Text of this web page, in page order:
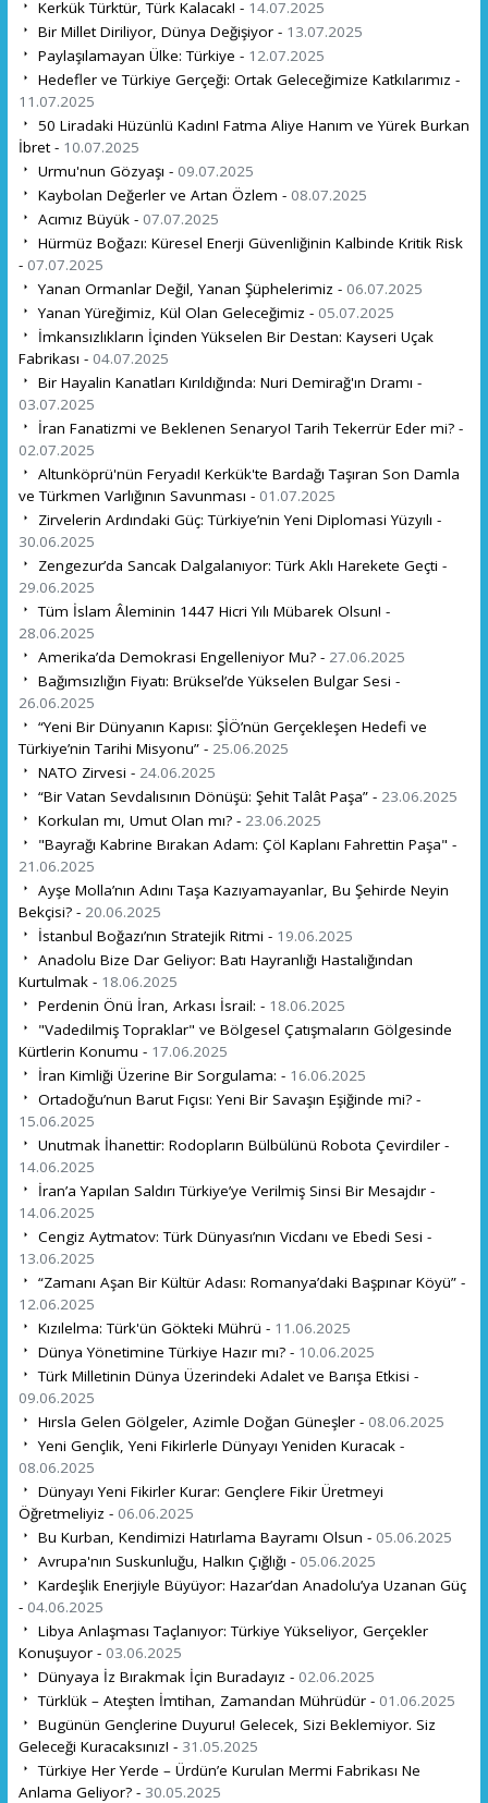
Kerkük Türktür, Türk Kalacak! - 14.07.2025
Bir Millet Diriliyor, Dünya Değişiyor - 13.07.2025
Paylaşılamayan Ülke: Türkiye - 12.07.2025
Hedefler ve Türkiye Gerçeği: Ortak Geleceğimize Katkılarımız -
11.07.2025
50 Liradaki Hüzünlü Kadın! Fatma Aliye Hanım ve Yürek Burkan
İbret - 10.07.2025
Urmu'nun Gözyaşı - 09.07.2025
Kaybolan Değerler ve Artan Özlem - 08.07.2025
Acımız Büyük - 07.07.2025
Hürmüz Boğazı: Küresel Enerji Güvenliğinin Kalbinde Kritik Risk
- 07.07.2025
Yanan Ormanlar Değil, Yanan Şüphelerimiz - 06.07.2025
Yanan Yüreğimiz, Kül Olan Geleceğimiz - 05.07.2025
İmkansızlıkların İçinden Yükselen Bir Destan: Kayseri Uçak
Fabrikası - 04.07.2025
Bir Hayalin Kanatları Kırıldığında: Nuri Demirağ'ın Dramı -
03.07.2025
İran Fanatizmi ve Beklenen Senaryo! Tarih Tekerrür Eder mi? -
02.07.2025
Altunköprü'nün Feryadı! Kerkük'te Bardağı Taşıran Son Damla
ve Türkmen Varlığının Savunması - 01.07.2025
Zirvelerin Ardındaki Güç: Türkiye’nin Yeni Diplomasi Yüzyılı -
30.06.2025
Zengezur’da Sancak Dalgalanıyor: Türk Aklı Harekete Geçti -
29.06.2025
Tüm İslam Âleminin 1447 Hicri Yılı Mübarek Olsun! -
28.06.2025
Amerika’da Demokrasi Engelleniyor Mu? - 27.06.2025
Bağımsızlığın Fiyatı: Brüksel’de Yükselen Bulgar Sesi -
26.06.2025
“Yeni Bir Dünyanın Kapısı: ŞİÖ’nün Gerçekleşen Hedefi ve
Türkiye’nin Tarihi Misyonu” - 25.06.2025
NATO Zirvesi - 24.06.2025
“Bir Vatan Sevdalısının Dönüşü: Şehit Talât Paşa” - 23.06.2025
Korkulan mı, Umut Olan mı? - 23.06.2025
"Bayrağı Kabrine Bırakan Adam: Çöl Kaplanı Fahrettin Paşa" -
21.06.2025
Ayşe Molla’nın Adını Taşa Kazıyamayanlar, Bu Şehirde Neyin
Bekçisi? - 20.06.2025
İstanbul Boğazı’nın Stratejik Ritmi - 19.06.2025
Anadolu Bize Dar Geliyor: Batı Hayranlığı Hastalığından
Kurtulmak - 18.06.2025
Perdenin Önü İran, Arkası İsrail: - 18.06.2025
"Vadedilmiş Topraklar" ve Bölgesel Çatışmaların Gölgesinde
Kürtlerin Konumu - 17.06.2025
İran Kimliği Üzerine Bir Sorgulama: - 16.06.2025
Ortadoğu’nun Barut Fıçısı: Yeni Bir Savaşın Eşiğinde mi? -
15.06.2025
Unutmak İhanettir: Rodopların Bülbülünü Robota Çevirdiler -
14.06.2025
İran’a Yapılan Saldırı Türkiye’ye Verilmiş Sinsi Bir Mesajdır -
14.06.2025
Cengiz Aytmatov: Türk Dünyası’nın Vicdanı ve Ebedi Sesi -
13.06.2025
“Zamanı Aşan Bir Kültür Adası: Romanya’daki Başpınar Köyü” -
12.06.2025
Kızılelma: Türk'ün Gökteki Mührü - 11.06.2025
Dünya Yönetimine Türkiye Hazır mı? - 10.06.2025
Türk Milletinin Dünya Üzerindeki Adalet ve Barışa Etkisi -
09.06.2025
Hırsla Gelen Gölgeler, Azimle Doğan Güneşler - 08.06.2025
Yeni Gençlik, Yeni Fikirlerle Dünyayı Yeniden Kuracak -
08.06.2025
Dünyayı Yeni Fikirler Kurar: Gençlere Fikir Üretmeyi
Öğretmeliyiz - 06.06.2025
Bu Kurban, Kendimizi Hatırlama Bayramı Olsun - 05.06.2025
Avrupa'nın Suskunluğu, Halkın Çığlığı - 05.06.2025
Kardeşlik Enerjiyle Büyüyor: Hazar’dan Anadolu’ya Uzanan Güç
- 04.06.2025
Libya Anlaşması Taçlanıyor: Türkiye Yükseliyor, Gerçekler
Konuşuyor - 03.06.2025
Dünyaya İz Bırakmak İçin Buradayız - 02.06.2025
Türklük – Ateşten İmtihan, Zamandan Mührüdür - 01.06.2025
Bugünün Gençlerine Duyuru! Gelecek, Sizi Beklemiyor. Siz
Geleceği Kuracaksınız! - 31.05.2025
Türkiye Her Yerde – Ürdün’e Kurulan Mermi Fabrikası Ne
Anlama Geliyor? - 30.05.2025